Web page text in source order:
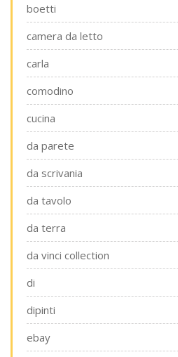
boetti
camera da letto
carla
comodino
cucina
da parete
da scrivania
da tavolo
da terra
da vinci collection
di
dipinti
ebay